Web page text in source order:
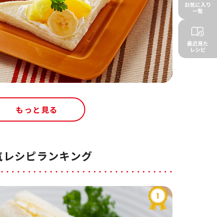
もっと見る
シピランキング
お気に入り
一覧
最近見た
レシピ